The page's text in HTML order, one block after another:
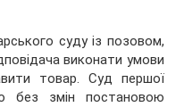
суду із позовом,
виконати умови
товар. Суд першої
без змін постановою